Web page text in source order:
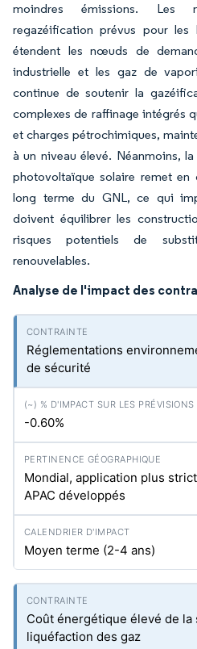
moindres émissions. Les
regazéification prévus pour
étendent les nœuds de
industrielle et les gaz de
continue de soutenir la
complexes de raffinage intégrés
et charges pétrochimiques,
à un niveau élevé. Néanmoins,
photovoltaïque solaire remet en
long terme du GNL, ce qui
doivent équilibrer les
risques potentiels de
renouvelables.
Analyse de l'impact des
Réglementations
de sécurité
-0.60%
Mondial, application plus
APAC développés
Moyen terme (2-4 ans)
Coût énergétique élevé de la
liquéfaction des gaz